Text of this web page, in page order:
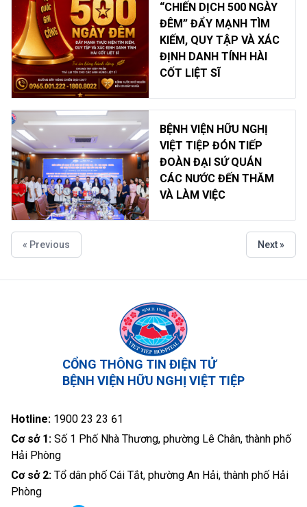
“CHIẾN DỊCH 500 NGÀY
ĐÊM” ĐẨY MẠNH TÌM
KIẾM, QUY TẬP VÀ XÁC
ĐỊNH DANH TÍNH HÀI
CỐT LIỆT SĨ
BỆNH VIỆN HỮU NGHỊ
VIỆT TIỆP ĐÓN TIẾP
ĐOÀN ĐẠI SỨ QUÁN
CÁC NƯỚC ĐẾN THĂM
VÀ LÀM VIỆC
« Previous Next »
CỔNG THÔNG TIN ĐIỆN TỬ
BỆNH VIỆN HỮU NGHỊ VIỆT TIỆP
Hotline: 1900 23 23 61
Cơ sở 1: Số 1 Phố Nhà Thương, phường Lê Chân, thành phố
Hải Phòng
Cơ sở 2: Tổ dân phố Cái Tắt, phường An Hải, thành phố Hải
Phòng